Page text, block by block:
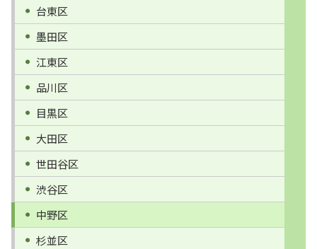
台東区
墨田区
江東区
品川区
目黒区
大田区
世田谷区
渋谷区
中野区
杉並区